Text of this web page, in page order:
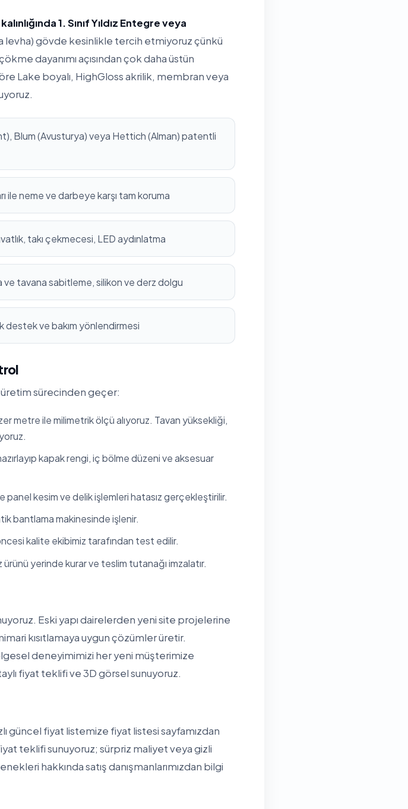
1. Sınıf Yıldız Entegre veya
levha) gövde kesinlikle tercih etmiyoruz çünkü
dayanımı açısından çok daha üstün
Lake boyalı, HighGloss akrilik, membran veya
Blum (Avusturya) veya Hettich (Alman) patentli
ile neme ve darbeye karşı tam koruma
takı çekmecesi, LED aydınlatma
tavana sabitleme, silikon ve derz dolgu
destek ve bakım yönlendirmesi
üretim sürecinden geçer:
metre ile milimetrik ölçü alıyoruz. Tavan yüksekliği,
kapak rengi, iç bölme düzeni ve aksesuar
panel kesim ve delik işlemleri hatasız gerçekleştirilir.
bantlama makinesinde işlenir.
kalite ekibimiz tarafından test edilir.
yerinde kurar ve teslim tutanağı imzalatır.
Eski yapı dairelerden yeni site projelerine
kısıtlamaya uygun çözümler üretir.
deneyimimizi her yeni müşterimize
fiyat teklifi ve 3D görsel sunuyoruz.
güncel fiyat listemize fiyat listesi sayfamızdan
teklifi sunuyoruz; sürpriz maliyet veya gizli
hakkında satış danışmanlarımızdan bilgi